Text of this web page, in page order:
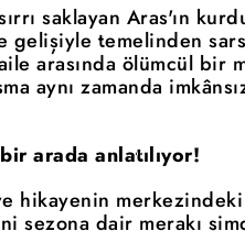
saklayan Aras'ın
gelişiyle temelinden
arasında ölümcül bir
aynı zamanda
arada anlatılıyor!
hikayenin merkezindeki
sezona dair merakı